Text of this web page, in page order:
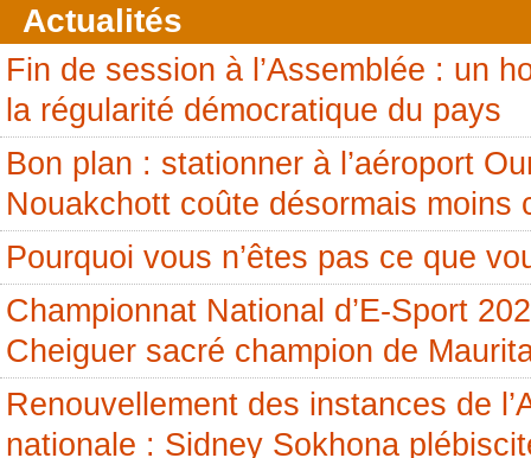
Actualités
Fin de session à l’Assemblée : un
la régularité démocratique du pays
Bon plan : stationner à l’aéroport
Nouakchott coûte désormais moins
Pourquoi vous n’êtes pas ce que
Championnat National d’E-Sport
Cheiguer sacré champion de
Renouvellement des instances de
nationale : Sidney Sokhona